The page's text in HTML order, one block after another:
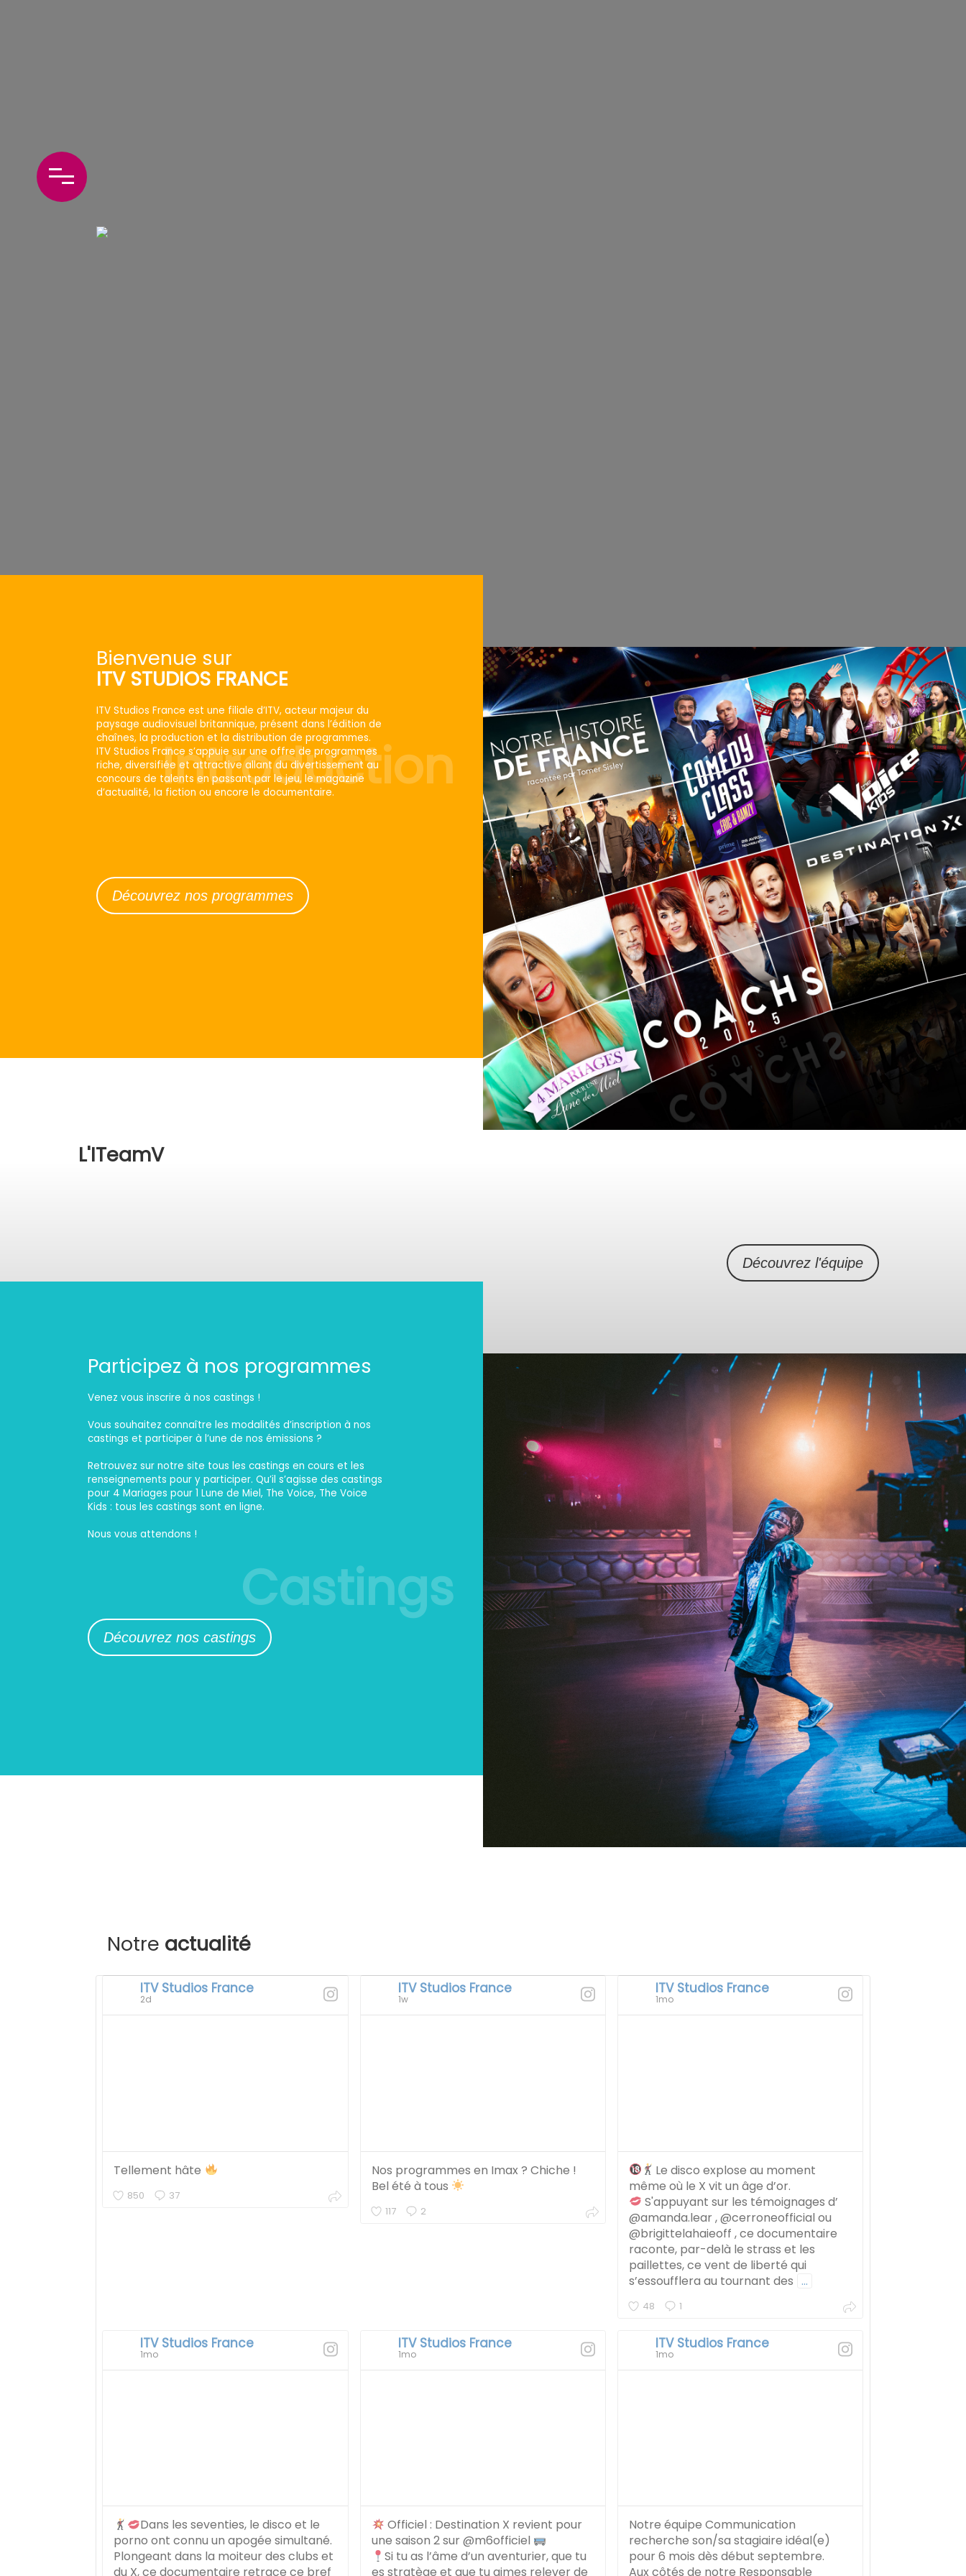
Introduction
Bienvenue sur
ITV STUDIOS FRANCE
ITV Studios France est une filiale d’ITV, acteur majeur du
paysage audiovisuel britannique, présent dans l’édition de
chaînes, la production et la distribution de programmes.
ITV Studios France s’appuie sur une offre de programmes
riche, diversifiée et attractive allant du divertissement au
concours de talents en passant par le jeu, le magazine
d’actualité, la fiction ou encore le documentaire.
Découvrez nos programmes
L'ITeamV
Découvrez l'équipe
Castings
Participez à nos programmes
Venez vous inscrire à nos castings !
Vous souhaitez connaître les modalités d’inscription à nos
castings et participer à l’une de nos émissions ?
Retrouvez sur notre site tous les castings en cours et les
renseignements pour y participer. Qu’il s’agisse des castings
pour 4 Mariages pour 1 Lune de Miel, The Voice, The Voice
Kids : tous les castings sont en ligne.
Nous vous attendons !
Découvrez nos castings
Notre actualité
ITV Studios France
2d
Tellement hâte
850 37
ITV Studios France
1w
Nos programmes en Imax ? Chiche !
Bel été à tous
117 2
ITV Studios France
1mo
Le disco explose au moment
même où le X vit un âge d’or.
S'appuyant sur les témoignages d’
@amanda.lear , @cerroneofficial ou
@brigittelahaieoff , ce documentaire
raconte, par-delà le strass et les
paillettes, ce vent de liberté qui
s’essoufflera au tournant des ...
48 1
ITV Studios France
1mo
Dans les seventies, le disco et le
porno ont connu un apogée simultané.
Plongeant dans la moiteur des clubs et
du X, ce documentaire retrace ce bref
ITV Studios France
1mo
Officiel : Destination X revient pour
une saison 2 sur @m6officiel
Si tu as l’âme d’un aventurier, que tu
es stratège et que tu aimes relever de
ITV Studios France
1mo
Notre équipe Communication
recherche son/sa stagiaire idéal(e)
pour 6 mois dès début septembre.
Aux côtés de notre Responsable